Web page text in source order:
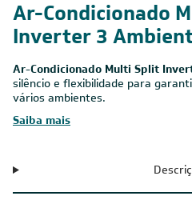
Ar-Condicionado
Inverter 3
Ar-Condicionado Multi Split
silêncio e flexibilidade para
vários ambientes.
Saiba mais